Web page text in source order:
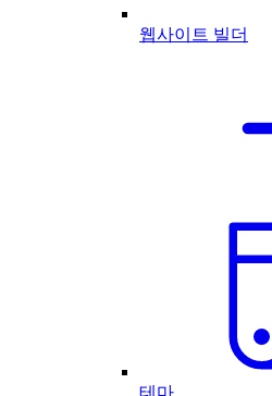
웹사이트 빌더
테마